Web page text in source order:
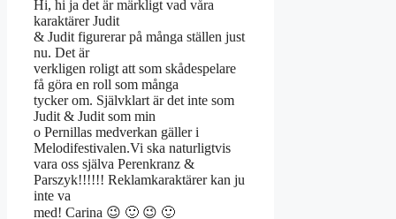
Hi, hi ja det är märkligt vad våra
karaktärer Judit
& Judit figurerar på många ställen just
nu. Det är
verkligen roligt att som skådespelare
få göra en roll som många
tycker om. Självklart är det inte som
Judit & Judit som min
o Pernillas medverkan gäller i
Melodifestivalen.Vi ska naturligtvis
vara oss själva Perenkranz &
Parszyk!!!!!! Reklamkaraktärer kan ju
inte va
med! Carina 😉 🙂 😉 🙂